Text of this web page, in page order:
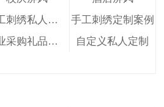
手工刺绣私人定制
手工刺绣定制案例
企业采购礼品定制
自定义私人定制